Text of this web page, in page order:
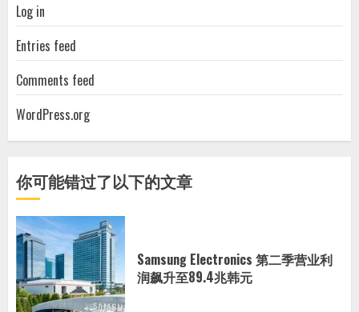
Log in
Entries feed
Comments feed
WordPress.org
你可能错过了以下的文章
Samsung Electronics 第二季营业利
润飙升至89.4兆韩元